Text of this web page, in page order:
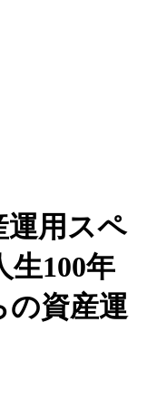
運用スペ
生100年
の資産運